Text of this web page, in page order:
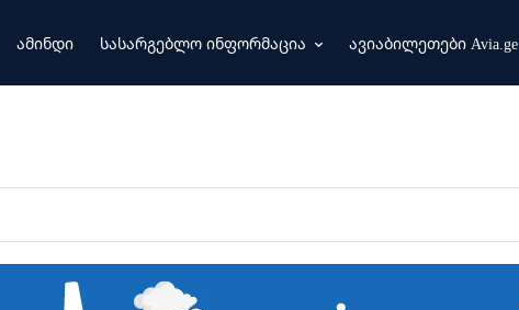
ამინდი სასარგებლო ინფორმაცია ავიაბილეთები Avia.ge